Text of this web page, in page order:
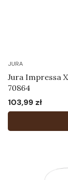
JURA
Jura Impressa
70864
Cena
103,99 zł